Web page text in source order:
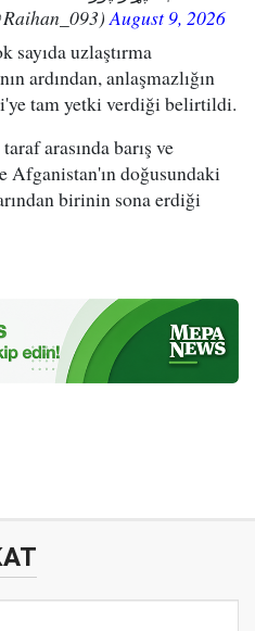
August 9, 2026
sayıda uzlaştırma
ardından, anlaşmazlığın
tam yetki verdiği belirtildi.
arasında barış ve
Afganistan'ın doğusundaki
birinin sona erdiği